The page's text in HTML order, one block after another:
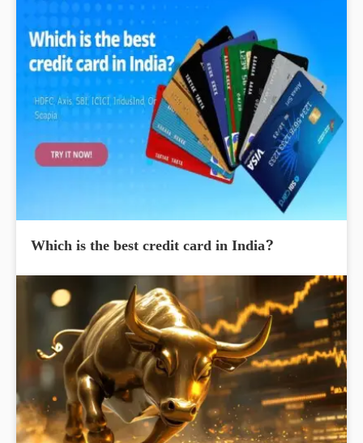
Which is the best credit card in India?